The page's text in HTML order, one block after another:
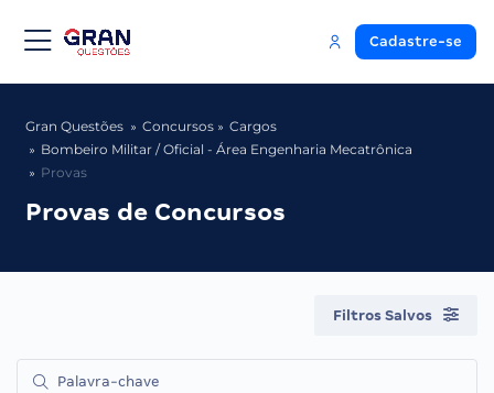
Cadastre-se
Gran Questões Concursos
Cargos
Bombeiro Militar / Oficial - Área Engenharia Mecatrônica
Provas
Provas de Concursos
Filtros Salvos